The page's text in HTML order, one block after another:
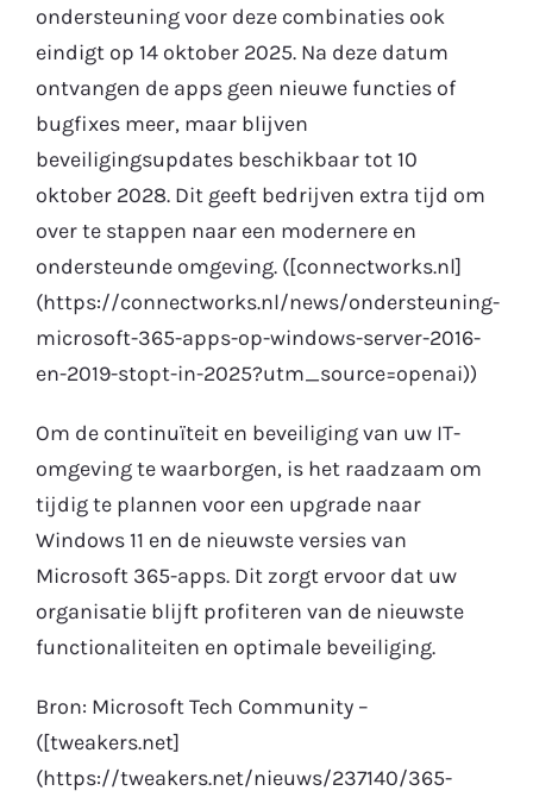
ondersteuning voor deze combinaties ook
eindigt op 14 oktober 2025. Na deze datum
ontvangen de apps geen nieuwe functies of
bugfixes meer, maar blijven
beveiligingsupdates beschikbaar tot 10
oktober 2028. Dit geeft bedrijven extra tijd om
over te stappen naar een modernere en
ondersteunde omgeving. ([connectworks.nl]
(https://connectworks.nl/news/ondersteuning-
microsoft-365-apps-op-windows-server-2016-
en-2019-stopt-in-2025?utm_source=openai))
Om de continuïteit en beveiliging van uw IT-
omgeving te waarborgen, is het raadzaam om
tijdig te plannen voor een upgrade naar
Windows 11 en de nieuwste versies van
Microsoft 365-apps. Dit zorgt ervoor dat uw
organisatie blijft profiteren van de nieuwste
functionaliteiten en optimale beveiliging.
Bron: Microsoft Tech Community –
([tweakers.net]
(https://tweakers.net/nieuws/237140/365-